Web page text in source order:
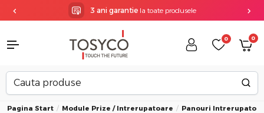
3 ani garantiela toate produsele
0 0
Pagina Start Module Prize / Intrerupatoare Panouri